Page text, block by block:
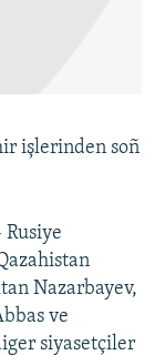
işlerinden soñ
Nazarbayev,
ve
siyasetçiler